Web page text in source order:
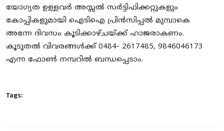
യോഗ്യത ഉള്ളവര് അസ്സല് സര്ട്ടിഫിക്കറ്റുകളും
കോപ്പികളുമായി ഐടിഐ പ്രിന്സിപ്പല് മുമ്പാകെ
അന്നേ ദിവസം കൂടിക്കാഴ്ചയ്ക്ക് ഹാജരാകണം.
കൂടുതല് വിവരങ്ങള്ക്ക് 0484- 2617485, 9846046173
എന്ന ഫോണ് നമ്പറില് ബന്ധപ്പെടാം.
Tags: